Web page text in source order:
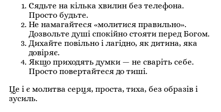
Сядьте на кілька хвилин без телефона.
Просто будьте.
Не намагайтеся «молитися правильно».
Дозвольте душі спокійно стояти перед Богом.
Дихайте повільно і лагідно, як дитина, яка
довіряє.
Якщо приходять думки — не сваріть себе.
Просто повертайтеся до тиші.
Це і є молитва серця, проста, тиха, без образів і
зусиль.